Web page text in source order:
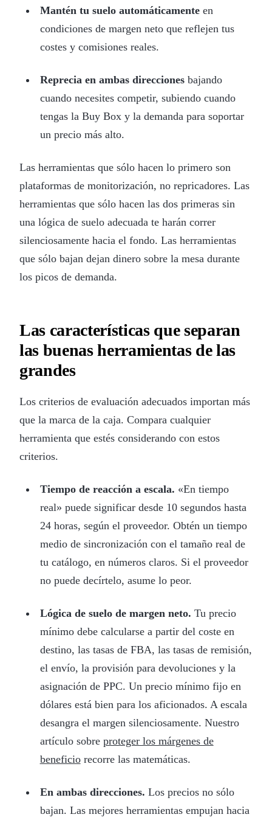
Mantén tu suelo automáticamenteen
condiciones de margen neto que reflejen tus
costes y comisiones reales.
Reprecia en ambas direccionesbajando
cuando necesites competir, subiendo cuando
tengas la Buy Box y la demanda para soportar
un precio más alto.
Las herramientas que sólo hacen lo primero son
plataformas de monitorización, no repricadores. Las
herramientas que sólo hacen las dos primeras sin
una lógica de suelo adecuada te harán correr
silenciosamente hacia el fondo. Las herramientas
que sólo bajan dejan dinero sobre la mesa durante
los picos de demanda.
Las características que separan
las buenas herramientas de las
grandes
Los criterios de evaluación adecuados importan más
que la marca de la caja. Compara cualquier
herramienta que estés considerando con estos
criterios.
Tiempo de reacción a escala. «En tiempo
real» puede significar desde 10 segundos hasta
24 horas, según el proveedor. Obtén un tiempo
medio de sincronización con el tamaño real de
tu catálogo, en números claros. Si el proveedor
no puede decírtelo, asume lo peor.
Lógica de suelo de margen neto. Tu precio
mínimo debe calcularse a partir del coste en
destino, las tasas de FBA, las tasas de remisión,
el envío, la provisión para devoluciones y la
asignación de PPC. Un precio mínimo fijo en
dólares está bien para los aficionados. A escala
desangra el margen silenciosamente. Nuestro
artículo sobre proteger los márgenes de
beneficiorecorre las matemáticas.
En ambas direcciones. Los precios no sólo
bajan. Las mejores herramientas empujan hacia